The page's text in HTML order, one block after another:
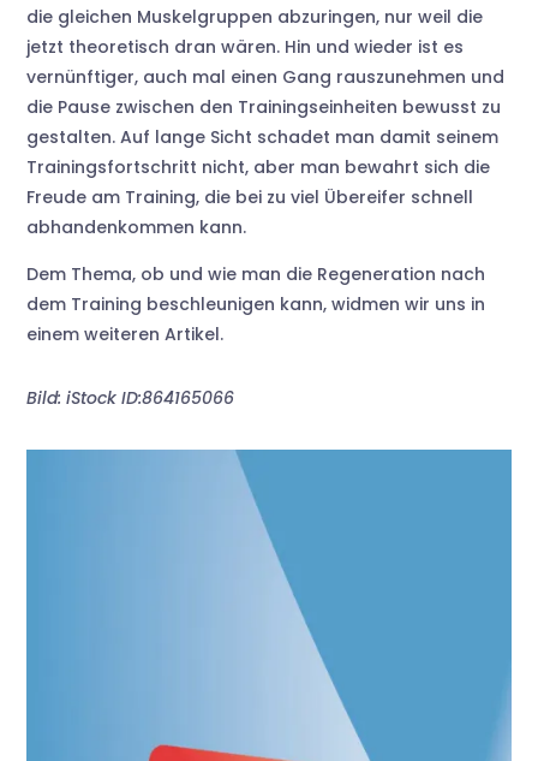
die gleichen Muskelgruppen abzuringen, nur weil die
jetzt theoretisch dran wären. Hin und wieder ist es
vernünftiger, auch mal einen Gang rauszunehmen und
die Pause zwischen den Trainingseinheiten bewusst zu
gestalten. Auf lange Sicht schadet man damit seinem
Trainingsfortschritt nicht, aber man bewahrt sich die
Freude am Training, die bei zu viel Übereifer schnell
abhandenkommen kann.
Dem Thema, ob und wie man die Regeneration nach
dem Training beschleunigen kann, widmen wir uns in
einem weiteren Artikel.
Bild: iStock ID:864165066